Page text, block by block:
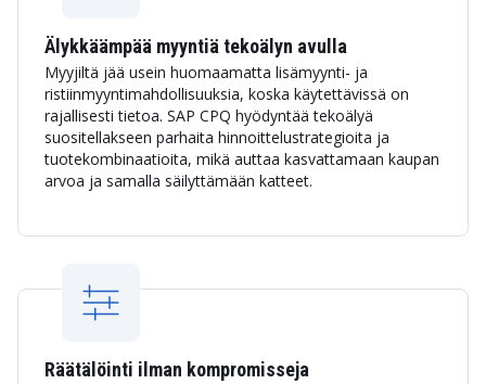
Älykkäämpää myyntiä tekoälyn avulla
Myyjiltä jää usein huomaamatta lisämyynti- ja
ristiinmyyntimahdollisuuksia, koska käytettävissä on
rajallisesti tietoa. SAP CPQ hyödyntää tekoälyä
suositellakseen parhaita hinnoittelustrategioita ja
tuotekombinaatioita, mikä auttaa kasvattamaan kaupan
arvoa ja samalla säilyttämään katteet.
Räätälöinti ilman kompromisseja